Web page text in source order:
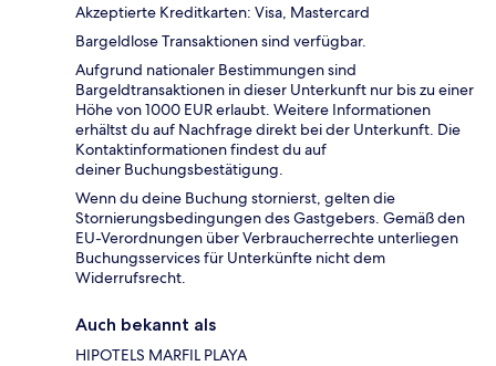
Akzeptierte Kreditkarten: Visa, Mastercard
Bargeldlose Transaktionen sind verfügbar.
Aufgrund nationaler Bestimmungen sind
Bargeldtransaktionen in dieser Unterkunft nur bis zu einer
Höhe von 1000 EUR erlaubt. Weitere Informationen
erhältst du auf Nachfrage direkt bei der Unterkunft. Die
Kontaktinformationen findest du auf
deiner Buchungsbestätigung.
Wenn du deine Buchung stornierst, gelten die
Stornierungsbedingungen des Gastgebers. Gemäß den
EU-Verordnungen über Verbraucherrechte unterliegen
Buchungsservices für Unterkünfte nicht dem
Widerrufsrecht.
Auch bekannt als
HIPOTELS MARFIL PLAYA